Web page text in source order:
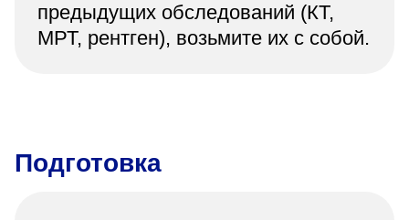
предыдущих обследований (КТ,
МРТ, рентген), возьмите их с собой.
Подготовка